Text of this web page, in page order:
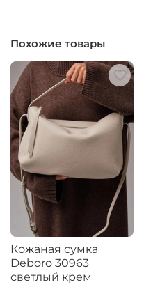
Похожие товары
Кожаная сумка
Deboro 30963
светлый крем